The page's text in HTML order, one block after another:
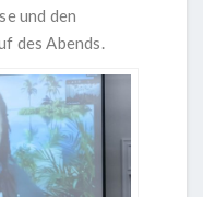
und den
des Abends.